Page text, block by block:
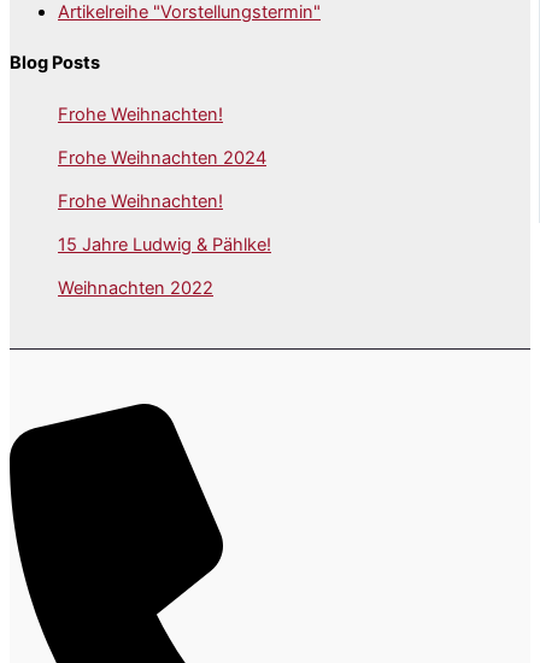
Artikelreihe "Vorstellungstermin"
Blog Posts
Frohe Weihnachten!
Frohe Weihnachten 2024
Frohe Weihnachten!
15 Jahre Ludwig & Pählke!
Weihnachten 2022